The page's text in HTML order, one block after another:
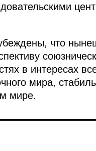
что
в интересах
мира,
мире.